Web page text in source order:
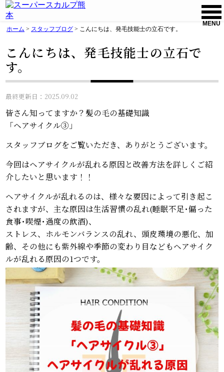
MENU
ホーム > スタッフブログ > こんにちは、発毛技能士の立石です。
こんにちは、発毛技能士の立石で
す。
最終更新日：2025.09.02
皆さん知ってますか？髪の毛の基礎知識
「ヘアサイクル③」
スタッフブログをご覧いただき、ありがとうございます。
今回はヘアサイクルが乱れる原因と改善方法を詳しくご紹
介したいと思います！！
ヘアサイクルが乱れるのは、様々な要因によって引き起こ
されますが、主な原因は生活習慣の乱れ(睡眠不足･偏った
食事･喫煙･過度の飲酒)、
ストレス、ホルモンバランスの乱れ、頭皮環境の悪化、加
齢、その他にも紫外線や季節の変わり目などもヘアサイク
ルが乱れる原因の1つです。